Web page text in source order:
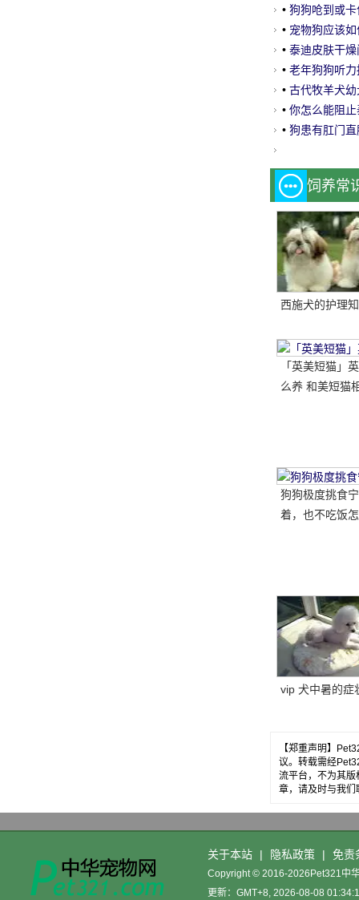
• 狗狗呛到或
• 宠物狗应该
• 泰迪皮肤干
• 老年狗狗听
• 古代牧羊犬
• 你怎么能阻
• 狗患有肛门
饲养常
西施犬的护理
「英美短猫」
么养 和美短猫
狗狗极度挑食
着，也不吃饭
vip 犬中暑的症
【郑重声明】
议。转载需经
流平台，不为其
章，请及时与我
关于本站 | 隐私政策 | 免责
Copyright © 2016-2026Pet321中
更新：GMT+8, 2026-08-08